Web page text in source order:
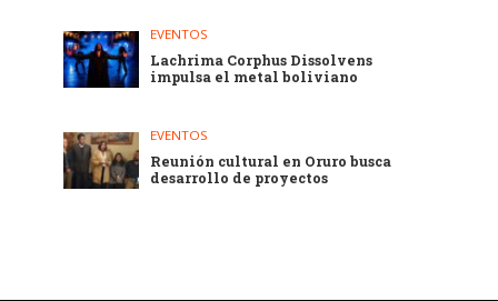
EVENTOS
Lachrima Corphus Dissolvens
impulsa el metal boliviano
EVENTOS
Reunión cultural en Oruro busca
desarrollo de proyectos